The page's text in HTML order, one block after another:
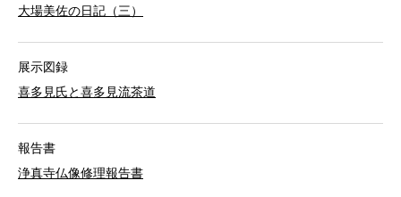
大場美佐の日記（三）
展示図録
喜多見氏と喜多見流茶道
報告書
浄真寺仏像修理報告書